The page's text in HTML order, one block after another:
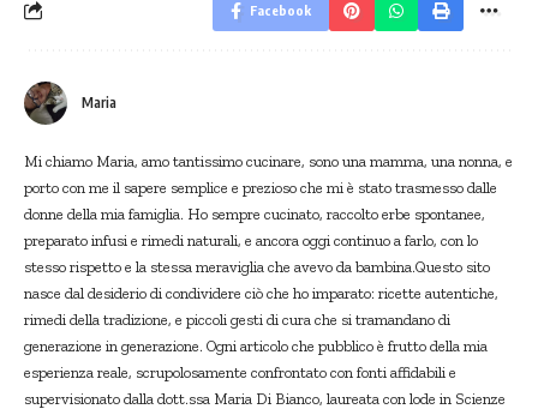
Facebook
Maria
Mi chiamo Maria, amo tantissimo cucinare, sono una mamma, una nonna, e
porto con me il sapere semplice e prezioso che mi è stato trasmesso dalle
donne della mia famiglia. Ho sempre cucinato, raccolto erbe spontanee,
preparato infusi e rimedi naturali, e ancora oggi continuo a farlo, con lo
stesso rispetto e la stessa meraviglia che avevo da bambina.Questo sito
nasce dal desiderio di condividere ciò che ho imparato: ricette autentiche,
rimedi della tradizione, e piccoli gesti di cura che si tramandano di
generazione in generazione. Ogni articolo che pubblico è frutto della mia
esperienza reale, scrupolosamente confrontato con fonti affidabili e
supervisionato dalla dott.ssa Maria Di Bianco, laureata con lode in Scienze